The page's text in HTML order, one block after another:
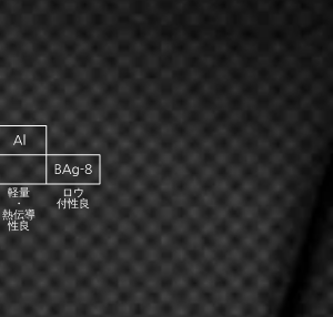
ロウ
付性良
軽量
・
熱伝導
性良